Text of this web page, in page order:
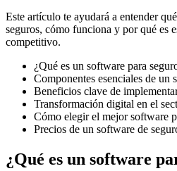
Este artículo te ayudará a entender
seguros, cómo funciona y por qué es
competitivo.
¿Qué es un software para
Componentes esenciales de un
Beneficios clave de
Transformación digital en el
Cómo elegir el mejor software
Precios de un software de
¿Qué es un software